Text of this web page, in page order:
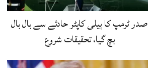
صدر ٹرمپ کا ہیلی کاپٹر حادثے سے بال بال
بچ گیا، تحقیقات شروع